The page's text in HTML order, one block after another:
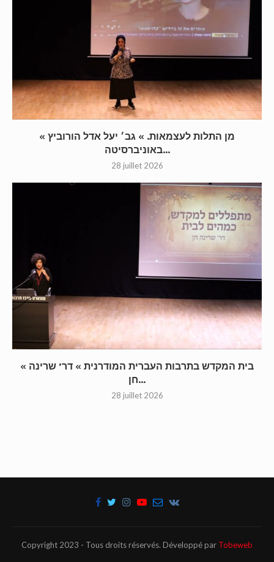
« מן התלות לעצמאות. » גב׳ יעל אדל הורוביץ
באוניברסיטה...
28 juillet 2026
« בית המקדש בתרבות העברית המודרנית » דר’ שרינה
חן...
28 juillet 2026
Copyright 2023 - Tous droits réservés. Développé par Tobeweb